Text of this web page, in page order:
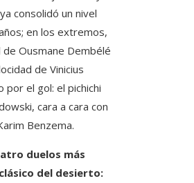
consolidó un nivel
en los extremos,
Ousmane Dembélé
de Vinicius
por el gol: el pichichi
cara a cara con
Benzema.
duelos más
del desierto: